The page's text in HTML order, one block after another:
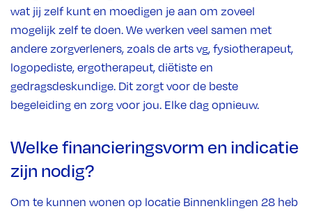
wat jij zelf kunt en moedigen je aan om zoveel
mogelijk zelf te doen. We werken veel samen met
andere zorgverleners, zoals de arts vg, fysiotherapeut,
logopediste, ergotherapeut, diëtiste en
gedragsdeskundige. Dit zorgt voor de beste
begeleiding en zorg voor jou. Elke dag opnieuw.
Welke financieringsvorm en indicatie
zijn nodig?
Om te kunnen wonen op locatie Binnenklingen 28 heb